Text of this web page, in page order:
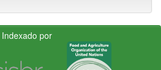
Indexado por